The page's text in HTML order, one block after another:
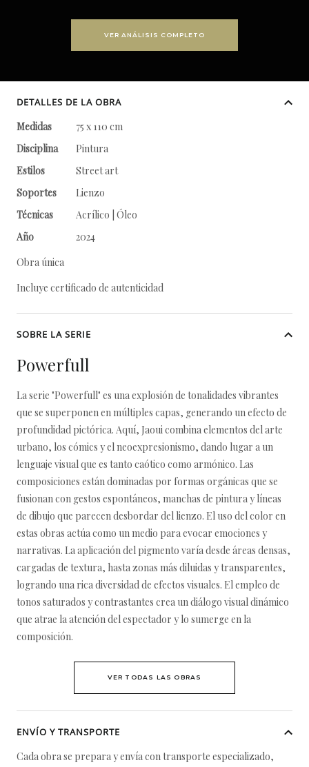
VER ANÁLISIS COMPLETO
DETALLES DE LA OBRA
Medidas
75 x 110 cm
Disciplina
Pintura
Estilos
Street art
Soportes
Lienzo
Técnicas
Acrílico | Óleo
Año
2024
Obra única
Incluye certificado de autenticidad
SOBRE LA SERIE
Powerfull
La serie "Powerfull" es una explosión de tonalidades vibrantes
que se superponen en múltiples capas, generando un efecto de
profundidad pictórica. Aquí, Jaoui combina elementos del arte
urbano, los cómics y el neoexpresionismo, dando lugar a un
lenguaje visual que es tanto caótico como armónico. Las
composiciones están dominadas por formas orgánicas que se
fusionan con gestos espontáneos, manchas de pintura y líneas
de dibujo que parecen desbordar del lienzo. El uso del color en
estas obras actúa como un medio para evocar emociones y
narrativas. La aplicación del pigmento varía desde áreas densas,
cargadas de textura, hasta zonas más diluidas y transparentes,
logrando una rica diversidad de efectos visuales. El empleo de
tonos saturados y contrastantes crea un diálogo visual dinámico
que atrae la atención del espectador y lo sumerge en la
composición.
VER TODAS LAS OBRAS
ENVÍO Y TRANSPORTE
Cada obra se prepara y envía con transporte especializado,